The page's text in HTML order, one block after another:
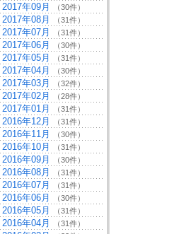
2017年09月 （30件）
2017年08月 （31件）
2017年07月 （31件）
2017年06月 （30件）
2017年05月 （31件）
2017年04月 （30件）
2017年03月 （32件）
2017年02月 （28件）
2017年01月 （31件）
2016年12月 （31件）
2016年11月 （30件）
2016年10月 （31件）
2016年09月 （30件）
2016年08月 （31件）
2016年07月 （31件）
2016年06月 （30件）
2016年05月 （31件）
2016年04月 （31件）